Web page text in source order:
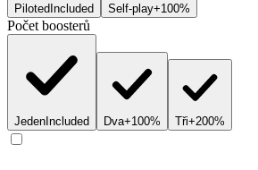
Piloted Included Self-play+100%
Počet boosterů
Jeden Included Dva+100% Tři+200%